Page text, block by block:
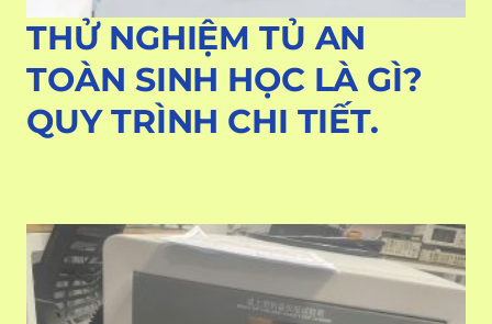
THỬ NGHIỆM TỦ AN
TOÀN SINH HỌC LÀ GÌ?
QUY TRÌNH CHI TIẾT.